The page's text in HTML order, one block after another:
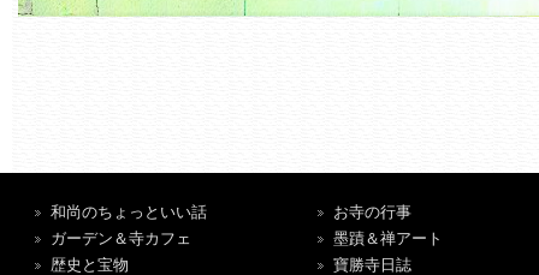
和尚のちょっといい話
ガーデン＆寺カフェ
歴史と宝物
お寺の行事
墨蹟＆禅アート
寶勝寺日誌